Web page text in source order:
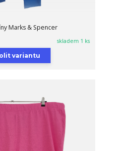
Marks & Spencer
skladem 1 ks
variantu